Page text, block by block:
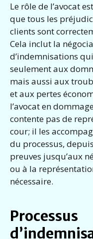
Le rôle de l’avocat
que tous les
clients sont
Cela inclut la
d’indemnisations
seulement aux
mais aussi aux
et aux pertes
l’avocat en
contente pas de
cour; il les
du processus,
preuves jusqu’aux
ou à la
nécessaire.
Processus